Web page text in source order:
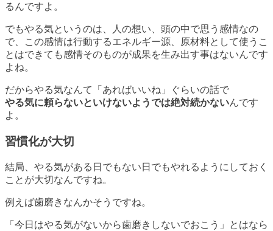
るんですよ。
でもやる気というのは、人の想い、頭の中で思う感情なの
で、この感情は行動するエネルギー源、原材料として使うこ
とはできても感情そのものが成果を生み出す事はないんです
よね。
だからやる気なんて「あればいいね」ぐらいの話で
やる気に頼らないといけないようでは絶対続かないんです
よ。
習慣化が大切
結局、 やる気がある日でもない日でもやれるようにしておく
ことが大切なんですね。
例えば歯磨きなんかそうですね。
「今日はやる気がないから歯磨きしないでおこう」とはなら